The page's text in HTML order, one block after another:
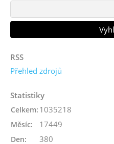
RSS
Přehled zdrojů
Statistiky
Celkem: 1035218
Měsíc: 17449
Den: 380